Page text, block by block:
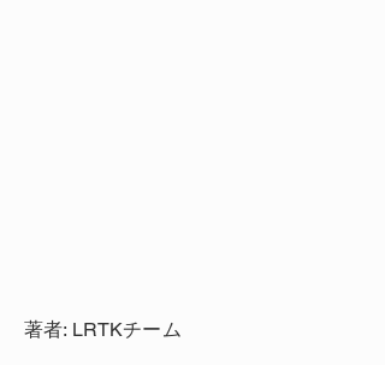
著者: LRTKチーム